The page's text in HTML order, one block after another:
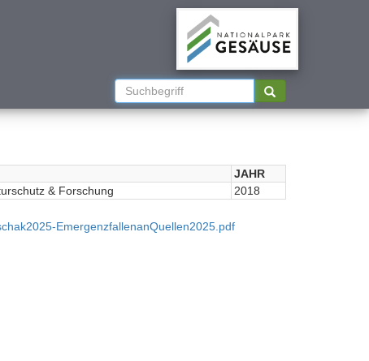
JAHR
& Forschung 2018
EmergenzfallenanQuellen2025.pdf